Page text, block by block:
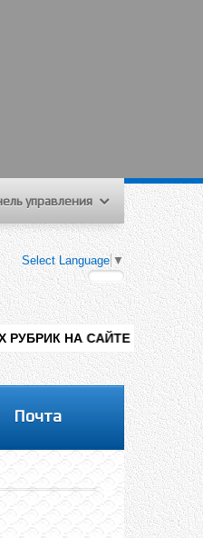
управления
Select Language ▼
, ДОБАВЛЕНИЯ
Почта